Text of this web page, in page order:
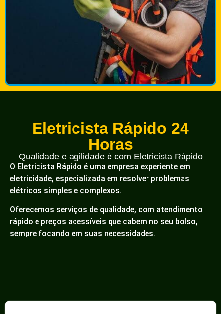
Ligue agora!
Instalação de Tomada
Instalação de Tomada: Atendimento especializado
24h para instalação de tomadas 10A e 20A, 127V e
Profissionais qualificados prontos para realizar o
serviço com qualidade. Ligue agora!
Instalação de Iluminação
Instalação de Iluminação: Atendimento
especializado 24h para instalação de luminárias,
spots, pendentes e sistemas de iluminação em
geral. Garantimos uma instalação segura, eficiente e